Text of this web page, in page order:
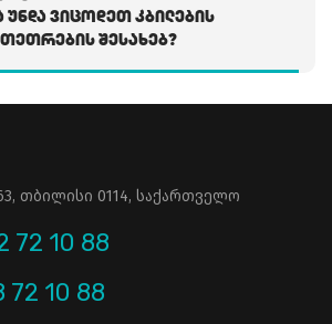
Უნდა Ვიცოდეთ Კბილების
Შესახებ?
თბილისი 0114, საქართველო
72 10 88
72 10 88